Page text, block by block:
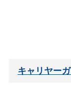
キャリヤー